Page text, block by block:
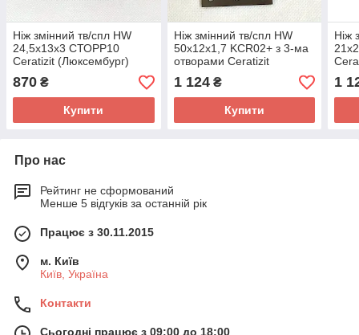
Ніж змінний тв/спл HW
24,5х13х3 СТОРР10
Ceratizit (Люксембург)
870 ₴
Купити
Ніж змінний тв/спл HW
50х12х1,7 KCR02+ з 3-ма
отворами Ceratizit
(Люксембург)
1 124₴
Купити
Ніж
1
Про нас
Рейтинг не сформований
Менше 5 відгуків за останній рік
Працює з 30.11.2015
м. Київ
Київ, Україна
Контакти
Сьогодні працює з 09:00 до 18:00